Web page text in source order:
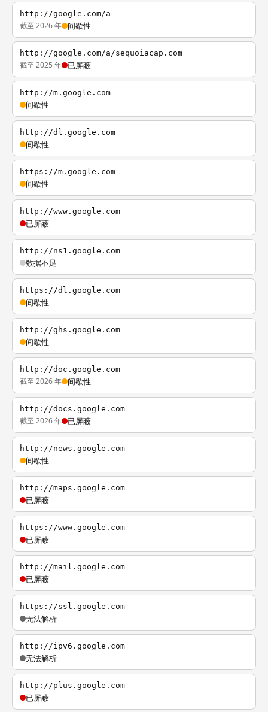
http://google.com/a
截至 2026 年 间歇性
http://google.com/a/sequoiacap.com
截至 2025 年 已屏蔽
http://m.google.com
间歇性
http://dl.google.com
间歇性
https://m.google.com
间歇性
http://www.google.com
已屏蔽
http://ns1.google.com
数据不足
https://dl.google.com
间歇性
http://ghs.google.com
间歇性
http://doc.google.com
截至 2026 年 间歇性
http://docs.google.com
截至 2026 年 已屏蔽
http://news.google.com
间歇性
http://maps.google.com
已屏蔽
https://www.google.com
已屏蔽
http://mail.google.com
已屏蔽
https://ssl.google.com
无法解析
http://ipv6.google.com
无法解析
http://plus.google.com
已屏蔽